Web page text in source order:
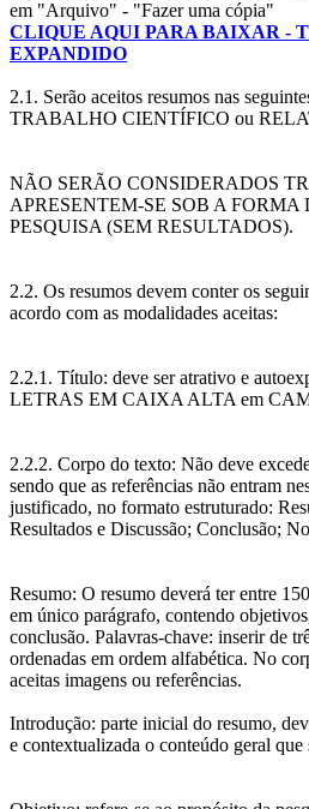
em "Arquivo" - "Fazer uma cópia"
CLIQUE AQUI PARA BAIXAR -
EXPANDIDO
2.1. Serão aceitos resumos nas
TRABALHO CIENTÍFICO ou
NÃO SERÃO CONSIDERADOS
APRESENTEM-SE SOB A FORMA
PESQUISA (SEM RESULTADOS).
2.2. Os resumos devem conter os
acordo com as modalidades aceitas:
2.2.1. Título: deve ser atrativo e
LETRAS EM CAIXA ALTA em
2.2.2. Corpo do texto: Não deve
sendo que as referências não entram
justificado, no formato estruturado:
Resultados e Discussão; Conclusão;
Resumo: O resumo deverá ter entre
em único parágrafo, contendo
conclusão. Palavras-chave: inserir de
ordenadas em ordem alfabética. No
aceitas imagens ou referências.
Introdução: parte inicial do resumo,
e contextualizada o conteúdo geral que